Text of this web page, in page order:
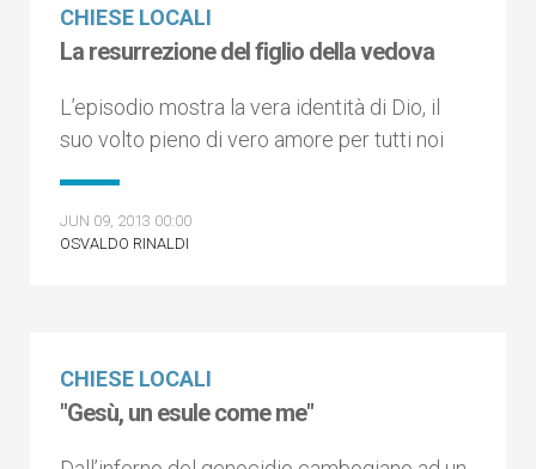
CHIESE LOCALI
La resurrezione del figlio della vedova
L’episodio mostra la vera identità di Dio, il
suo volto pieno di vero amore per tutti noi
JUN 09, 2013 00:00
OSVALDO RINALDI
CHIESE LOCALI
"Gesù, un esule come me"